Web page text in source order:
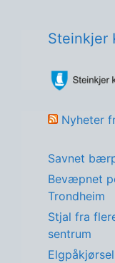
Steinkjer
Nyheter
Savnet
Bevæpnet
Trondheim
Stjal fra
sentrum